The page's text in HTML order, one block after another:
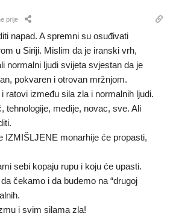
prije
napad. A spremni su osuđivati
u Siriji. Mislim da je iranski vrh,
normalni ljudi svijeta svjestan da je
pokvaren i otrovan mržnjom.
ratovi između sila zla i normalnih ljudi.
tehnologije, medije, novac, sve. Ali
IZMIŠLJENE monarhije će propasti,
sebi kopaju rupu i koju će upasti.
čekamo i da budemo na “drugoj
i svim silama zla!